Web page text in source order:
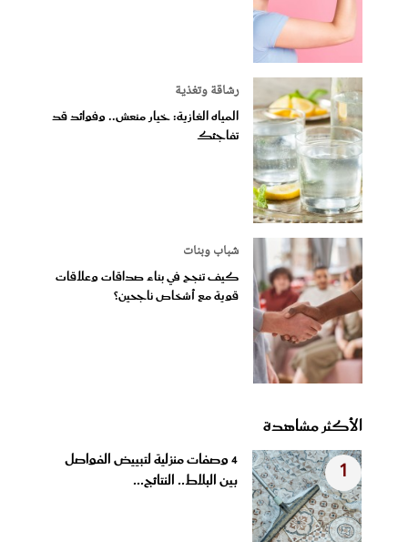
رشاقة وتغذية
المياه الغازية: خيار منعش.. وفوائد قد
تفاجئك
شباب وبنات
كيف تنجح في بناء صداقات وعلاقات
قوية مع أشخاص ناجحين؟
الأكثر مشاهدة
1
4 وصفات منزلية لتبييض الفواصل
بين البلاط.. النتائج...